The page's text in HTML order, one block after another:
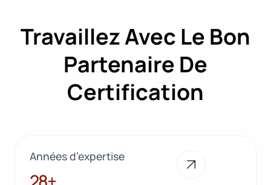
Travaillez Avec Le Bon
Partenaire De
Certification
Années d’expertise
28+